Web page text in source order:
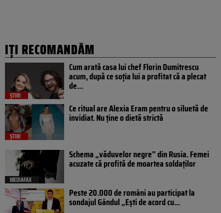
IȚI RECOMANDĂM
ȘTIRI
Cum arată casa lui chef Florin Dumitrescu
acum, după ce soția lui a profitat că a plecat
de…
ȘTIRI
Ce ritual are Alexia Eram pentru o siluetă de
invidiat. Nu ține o dietă strictă
MEDIAFAX
Schema „văduvelor negre” din Rusia. Femei
acuzate că profită de moartea soldaților
Peste 20.000 de români au participat la
sondajul Gândul „Ești de acord cu...